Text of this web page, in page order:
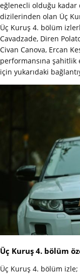
eğlenecli olduğu kadar
dizilerinden olan Üç
Üç Kuruş 4. bölüm
Cavadzade, Diren
Civan Canova, Ercan
performansına şahitlik
için yukarıdaki
Üç Kuruş 4. bölüm
Üç Kuruş 4. bölüm